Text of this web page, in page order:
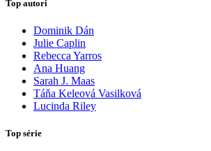
Top autori
Dominik Dán
Julie Caplin
Rebecca Yarros
Ana Huang
Sarah J. Maas
Táňa Keleová Vasilková
Lucinda Riley
Top série